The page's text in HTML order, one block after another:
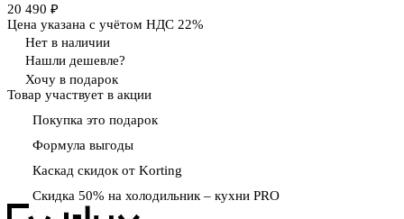
20 490 ₽
Цена указана с учётом НДС 22%
Нет в наличии
Нашли дешевле?
Хочу в подарок
Товар участвует в акции
Покупка это подарок
Формула выгоды
Каскад скидок от Korting
Скидка 50% на холодильник – кухни PRO